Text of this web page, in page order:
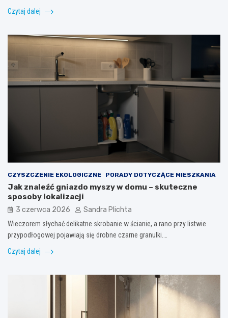
Czytaj dalej
CZYSZCZENIE EKOLOGICZNE PORADY DOTYCZĄCE MIESZKANIA
Jak znaleźć gniazdo myszy w domu – skuteczne
sposoby lokalizacji
3 czerwca 2026 Sandra Plichta
Wieczorem słychać delikatne skrobanie w ścianie, a rano przy listwie
przypodłogowej pojawiają się drobne czarne granulki.…
Czytaj dalej